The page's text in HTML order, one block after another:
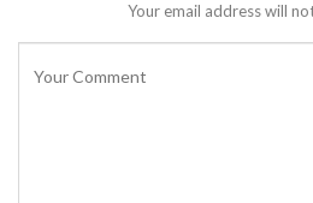
Your email address will